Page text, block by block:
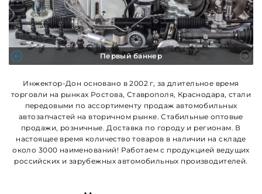
Первый баннер
Инжектор-Дон основано в 2002 г, за длительное время
торговли на рынках Ростова, Ставрополя, Краснодара, стали
передовыми по ассортименту продаж автомобильных
автозапчастей на вторичном рынке. Стабильные оптовые
продажи, розничные. Доставка по городу и регионам. В
настоящее время количество товаров в наличии на складе
около 3000 наименований! Работаем с продукцией ведущих
российских и зарубежных автомобильных производителей.